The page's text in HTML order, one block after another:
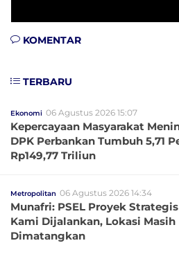
KOMENTAR
TERBARU
Ekonomi 06 Agustus 2026 15:07
Kepercayaan Masyarakat
DPK Perbankan Tumbuh 5,71
Rp149,77 Triliun
Metropolitan 06 Agustus 2026 14:34
Munafri: PSEL Proyek
Kami Dijalankan, Lokasi Masih
Dimatangkan